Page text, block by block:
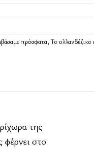
πρόσφατα,Το ολλανδέζικο
της
φέρνει στο